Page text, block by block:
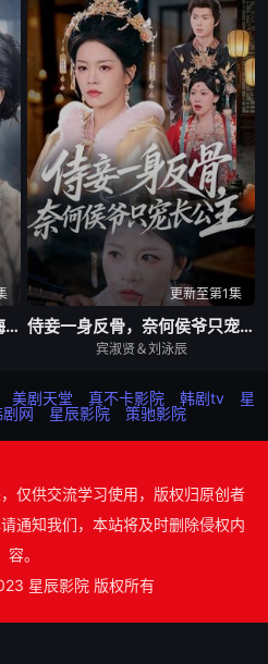
结婚七年，我竟是老公小青梅的替身
更新至第1集
侍妾一身反骨，奈何侯爷只宠长公主
宾淑贤＆刘泳辰
美剧天堂 真不卡影院 韩剧tv
星
网 星辰影院 策驰影院
仅供交流学习使用，版权归原创者
通知我们，本站将及时删除侵权内
容。
星辰影院 版权所有